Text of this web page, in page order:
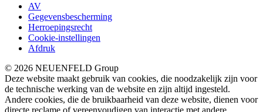
AV
Gegevensbescherming
Herroepingsrecht
Cookie-instellingen
Afdruk
© 2026 NEUENFELD Group
Deze website maakt gebruik van cookies, die noodzakelijk zijn voor
de technische werking van de website en zijn altijd ingesteld.
Andere cookies, die de bruikbaarheid van deze website, dienen voor
directe reclame of vereenvoudigen van interactie met andere